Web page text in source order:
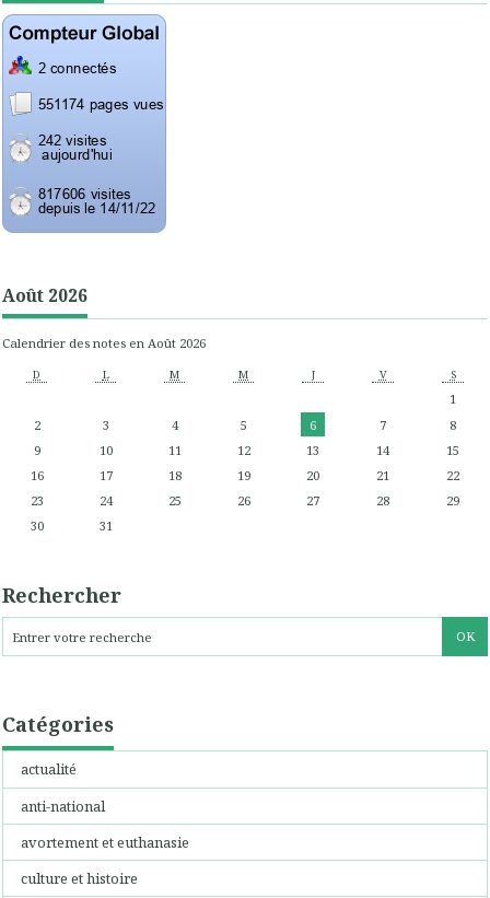
Août 2026
Calendrier des notes en Août 2026
D L M M J V S
1
2
3 4 5 6 7
8
9
10 11 12 13 14
15
16
17 18 19 20 21
22
23
24 25 26 27 28
29
30
31
Rechercher
Catégories
actualité
anti-national
avortement et euthanasie
culture et histoire